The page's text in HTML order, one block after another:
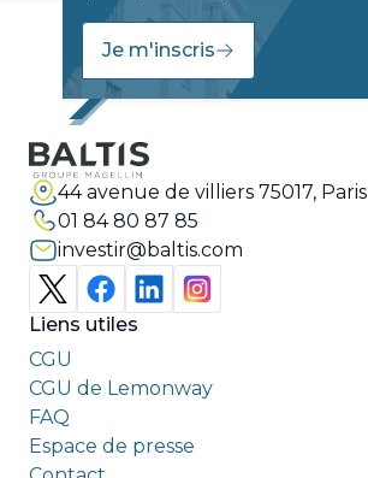
Je m'inscris
44 avenue de villiers 75017, Paris
01 84 80 87 85
investir@baltis.com
Liens utiles
CGU
CGU de Lemonway
FAQ
Espace de presse